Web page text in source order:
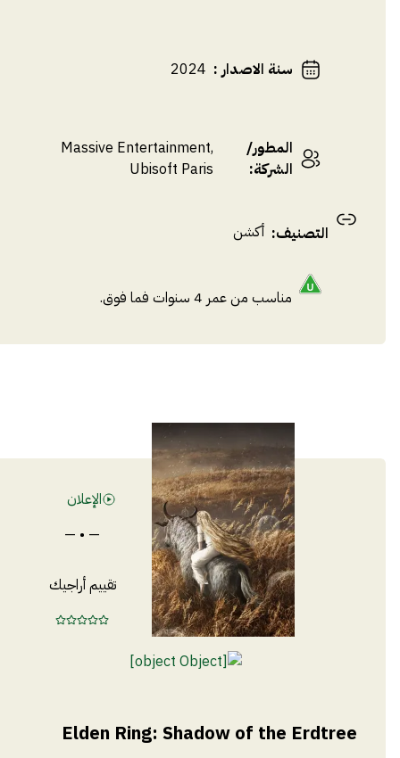
سنة الاصدار:
2024
المطور/
الشركة:
Massive Entertainment,
Ubisoft Paris
التصنيف: أكشن
مناسب من عمر 4 سنوات فما فوق.
الإعلان
— • —
تقييم أراجيك
Elden Ring: Shadow of the Erdtree